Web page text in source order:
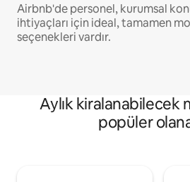
Airbnb'de personel, kurumsal
ihtiyaçları için ideal, tamamen
seçenekleri vardır.
Aylık kiralanabilecek
popüler